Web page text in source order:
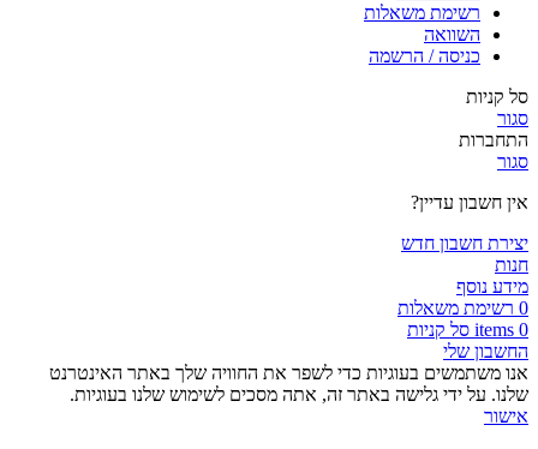
רשימת משאלות
השוואה
כניסה / הרשמה
סל קניות
סגור
התחברות
סגור
אין חשבון עדיין?
יצירת חשבון חדש
חנות
מידע נוסף
0 רשימת משאלות
0
items סל קניות
החשבון שלי
אנו משתמשים בעוגיות כדי לשפר את החוויה שלך באתר האינטרנט
שלנו. על ידי גלישה באתר זה, אתה מסכים לשימוש שלנו בעוגיות.
אישור